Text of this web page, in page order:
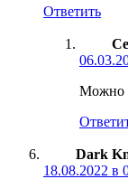
Ответить
Можно
Dark
18.08.2022 в